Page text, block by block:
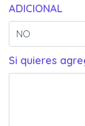
ADICIONAL
Si quieres